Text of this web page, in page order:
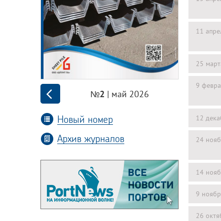
№2 | май 2026
Новый номер
Архив журналов
11
25
9
12
24
14
9
26